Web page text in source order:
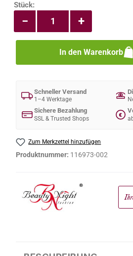
Produkt Anzahl: Gib
Stück:
+
−
In den Warenkorb
Schneller Versand
1–4 Werktage
Sichere Bezahlung
SSL & Trusted Shops
€
Zum Merkzettel hinzufügen
Produktnummer: 116973-002